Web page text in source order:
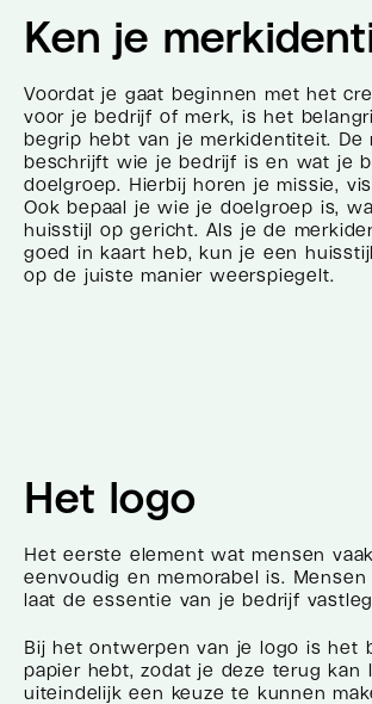
Ken je
Voordat je gaat beginnen met het
voor je bedrijf of merk, is het
begrip hebt van je merkidentiteit. De
beschrijft wie je bedrijf is en wat je
doelgroep. Hierbij horen je missie,
Ook bepaal je wie je doelgroep is,
huisstijl op gericht. Als je de
goed in kaart heb, kun je een
op de juiste manier weerspiegelt.
Het logo
Het eerste element wat mensen
eenvoudig en memorabel is.
laat de essentie van je bedrijf
Bij het ontwerpen van je logo is het
papier hebt, zodat je deze terug kan
uiteindelijk een keuze te kunnen